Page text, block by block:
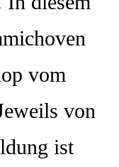
vom
von
ist